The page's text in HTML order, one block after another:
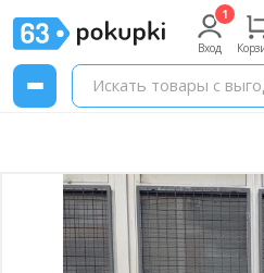
Вход